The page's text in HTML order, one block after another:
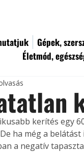
Gépek,
Életmód,
kerítés egy
ha még a
a negatív